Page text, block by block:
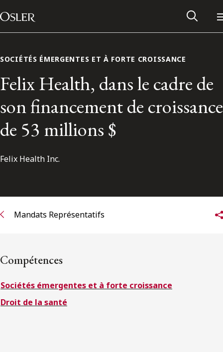
Passer au contenu
Main Navigation
S’abonner aux articles Osler
S’abonner
SOCIÉTÉS ÉMERGENTES ET À FORTE CROISSANCE
Felix Health, dans le cadre de
son financement de croissance
de 53 millions $
Felix Health Inc.
Mandats Représentatifs
Compétences
Sociétés émergentes et à forte croissance
Droit de la santé